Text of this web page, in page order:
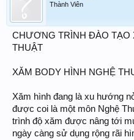
Thành Viên
CHƯƠNG TRÌNH ĐÀO TẠO
THUẬT
XĂM BODY HÌNH NGHỆ
Xăm hình đang là xu hướng
được coi là một môn Nghệ
trình độ xăm được nâng tới
ngày càng sử dụng rộng rãi